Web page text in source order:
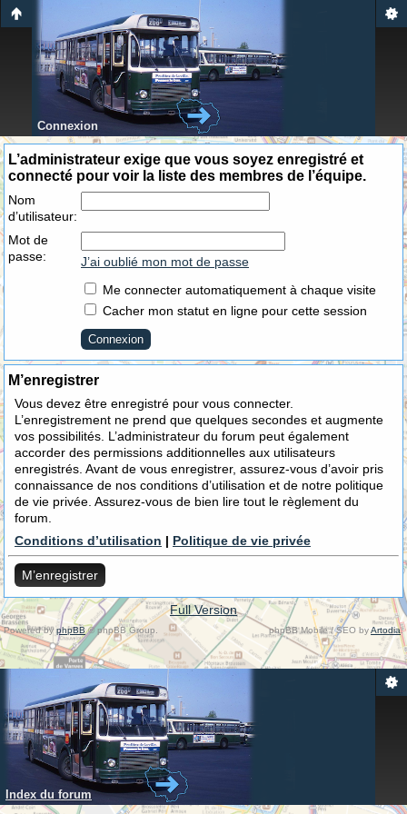
Connexion
L’administrateur exige que vous soyez enregistré et
connecté pour voir la liste des membres de l’équipe.
Nom
d’utilisateur:
Mot de
passe:
J’ai oublié mon mot de passe
Me connecter automatiquement à chaque visite
Cacher mon statut en ligne pour cette session
M’enregistrer
Vous devez être enregistré pour vous connecter.
L’enregistrement ne prend que quelques secondes et augmente
vos possibilités. L’administrateur du forum peut également
accorder des permissions additionnelles aux utilisateurs
enregistrés. Avant de vous enregistrer, assurez-vous d’avoir pris
connaissance de nos conditions d’utilisation et de notre politique
de vie privée. Assurez-vous de bien lire tout le règlement du
forum.
Conditions d’utilisation | Politique de vie privée
M’enregistrer
Full Version
Powered byphpBB© phpBB Group. phpBB Mobile / SEO byArtodia.
Index du forum